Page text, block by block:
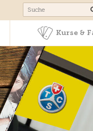
& Krankentransport
Kurse &